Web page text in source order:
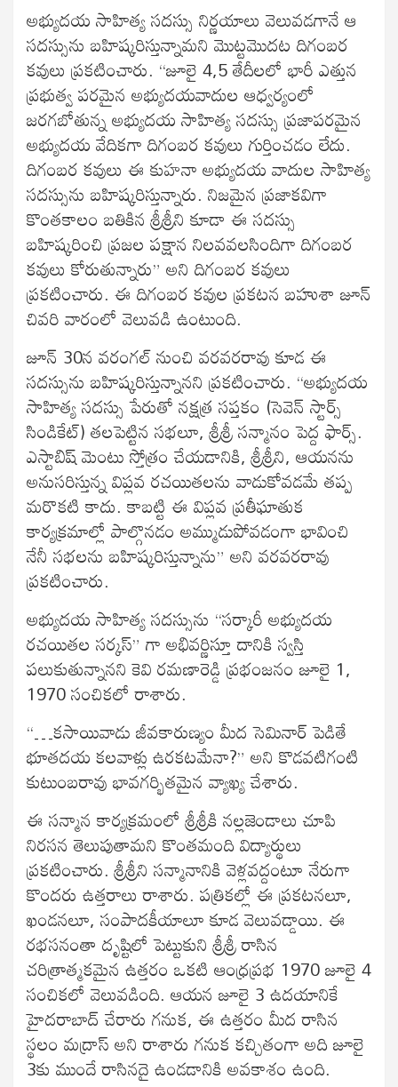
అభ్యుదయ సాహిత్య సదస్సు నిర్ణయాలు వెలువడగానే ఆ
సదస్సును బహిష్కరిస్తున్నామని మొట్టమొదట దిగంబర
కవులు ప్రకటించారు. “జూలై 4,5 తేదీలలో భారీ ఎత్తున
ప్రభుత్వ పరమైన అభ్యుదయవాదుల ఆధ్వర్యంలో
జరగబోతున్న అభ్యుదయ సాహిత్య సదస్సు ప్రజాపరమైన
అభ్యుదయ వేదికగా దిగంబర కవులు గుర్తించడం లేదు.
దిగంబర కవులు ఈ కుహనా అభ్యుదయ వాదుల సాహిత్య
సదస్సును బహిష్కరిస్తున్నారు. నిజమైన ప్రజాకవిగా
కొంతకాలం బతికిన శ్రీశ్రీని కూడా ఈ సదస్సు
బహిష్కరించి ప్రజల పక్షాన నిలవవలసిందిగా దిగంబర
కవులు కోరుతున్నారు” అని దిగంబర కవులు
ప్రకటించారు. ఈ దిగంబర కవుల ప్రకటన బహుశా జూన్
చివరి వారంలో వెలువడి ఉంటుంది.
జూన్ 30న వరంగల్ నుంచి వరవరరావు కూడ ఈ
సదస్సును బహిష్కరిస్తున్నానని ప్రకటించారు. “అభ్యుదయ
సాహిత్య సదస్సు పేరుతో నక్షత్ర సప్తకం (సెవెన్ స్టార్స్
సిండికేట్) తలపెట్టిన సభలూ, శ్రీశ్రీ సన్మానం పెద్ద ఫార్స్.
ఎస్టాబిష్ మెంటు స్తోత్రం చేయడానికి, శ్రీశ్రీని, ఆయనను
అనుసరిస్తున్న విప్లవ రచయితలను వాడుకోవడమే తప్ప
మరొకటి కాదు. కాబట్టి ఈ విప్లవ ప్రతీఘాతుక
కార్యక్రమాల్లో పాల్గొనడం అమ్ముడుపోవడంగా భావించి
నేనీ సభలను బహిష్కరిస్తున్నాను” అని వరవరరావు
ప్రకటించారు.
అభ్యుదయ సాహిత్య సదస్సును “సర్కారీ అభ్యుదయ
రచయితల సర్కస్” గా అభివర్ణిస్తూ దానికి స్వస్తి
పలుకుతున్నానని కెవి రమణారెడ్డి ప్రభంజనం జూలై 1,
1970 సంచికలో రాశారు.
“…కసాయివాడు జీవకారుణ్యం మీద సెమినార్ పెడితే
భూతదయ కలవాళ్లు ఉరకటమేనా?” అని కొడవటిగంటి
కుటుంబరావు భావగర్భితమైన వ్యాఖ్య చేశారు.
ఈ సన్మాన కార్యక్రమంలో శ్రీశ్రీకి నల్లజెండాలు చూపి
నిరసన తెలుపుతామని కొంతమంది విద్యార్థులు
ప్రకటించారు. శ్రీశ్రీని సన్మానానికి వెళ్లవద్దంటూ నేరుగా
కొందరు ఉత్తరాలు రాశారు. పత్రికల్లో ఈ ప్రకటనలూ,
ఖండనలూ, సంపాదకీయాలూ కూడ వెలువడ్డాయి. ఈ
రభసనంతా దృష్టిలో పెట్టుకుని శ్రీశ్రీ రాసిన
చరిత్రాత్మకమైన ఉత్తరం ఒకటి ఆంధ్రప్రభ 1970 జూలై 4
సంచికలో వెలువడింది. ఆయన జూలై 3 ఉదయానికే
హైదరాబాద్ చేరారు గనుక, ఈ ఉత్తరం మీద రాసిన
స్థలం మద్రాస్ అని రాశారు గనుక కచ్చితంగా అది జూలై
3కు ముందే రాసినదై ఉండడానికి అవకాశం ఉంది.